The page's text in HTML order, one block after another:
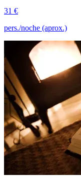
31 €
pers./noche (aprox.)